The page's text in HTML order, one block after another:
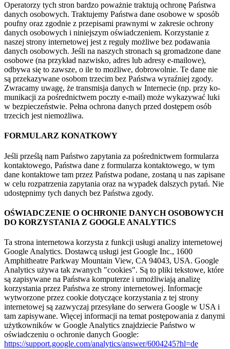
Operatorzy tych stron bardzo poważnie traktują ochronę Pań­stwa
danych osobowych. Traktujemy Państwa dane osobowe w sposób
poufny oraz zgodnie z przepi­sami prawnymi w zakresie ochrony
danych osobowych i niniejszym oświadczeniem. Korzystanie z
naszej strony internetowej jest z reguły możliwe bez podawania
danych osobowych. Jeśli na naszych stronach są gromadzone dane
osobowe (na przykład nazwisko, adres lub adresy e-mailowe),
odbywa się to zawsze, o ile to możliwe, dobrowolnie. Te dane nie
są przekazywane osobom trze­cim bez Państwa wyraźniej zgody.
Zwracamy uwagę, że transmisja danych w Internecie (np. przy ko­
munikacji za pośrednictwem poczty e-mail) może wykazywać luki
w bezpieczeństwie. Pełna ochrona danych przed dostępem osób
trzecich jest niemożliwa.
FORMULARZ KONATKOWY
Jeśli prześlą nam Państwo zapytania za pośrednictwem formularza
kontak­towego, Państwa dane z formularza kontaktowego, w tym
dane kontaktowe tam przez Państwa po­dane, zostaną u nas zapisane
w celu rozpatrzenia zapytania oraz na wypadek dalszych pytań. Nie
udo­stępnimy tych danych bez Państwa zgody.
OŚWIADCZENIE O OCHRO­NIE DANYCH OSOBOWYCH
DO KORZYSTANIA Z GOOGLE ANALYTICS
Ta strona internetowa korzysta z funkcji usługi analizy internetowej
Google Analytics. Dostawcą usługi jest Google Inc., 1600
Amphitheatre Parkway Mountain View, CA 94043, USA. Google
Analytics używa tak zwanych "cookies". Są to pliki tekstowe, które
są zapisywane na Państwa komputerze i umożliwiają analizę
korzystania przez Państwa ze strony internetowej. Informacje
wytworzone przez cookie dotyczące korzystania z tej strony
internetowej są zazwyczaj przesyłane do serwera Google w USA i
tam zapisywane. Więcej informacji na temat postępowania z danymi
użytkowników w Google Analytics znajdziecie Państwo w
oświadczeniu o ochronie danych Google:
https://support.google.com/analytics/answer/6004245?hl=de